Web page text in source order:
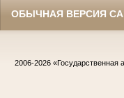
ОБЫЧНАЯ ВЕРСИЯ
2006-2026 «Государственная